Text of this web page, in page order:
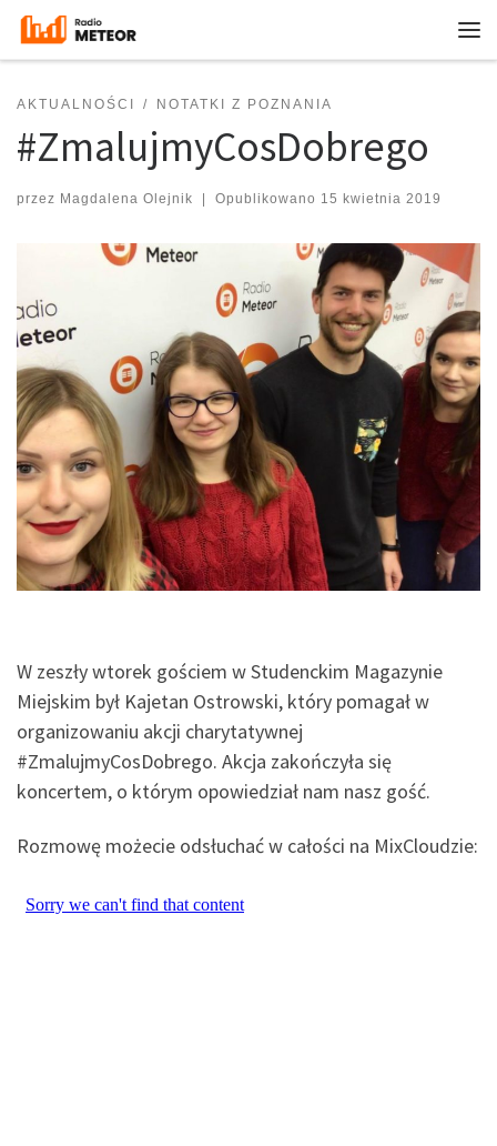
Przejdź do treści
AKTUALNOŚCI NOTATKI Z POZNANIA
#ZmalujmyCosDobrego
przez Magdalena Olejnik Opublikowano 15 kwietnia 2019
W zeszły wtorek gościem w Studenckim Magazynie
Miejskim był Kajetan Ostrowski, który pomagał w
organizowaniu akcji charytatywnej
#ZmalujmyCosDobrego. Akcja zakończyła się
koncertem, o którym opowiedział nam nasz gość.
Rozmowę możecie odsłuchać w całości na MixCloudzie: